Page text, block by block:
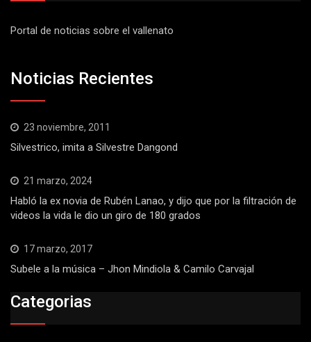
Portal de noticias sobre el vallenato
Noticias Recientes
23 noviembre, 2011
Silvestrico, imita a Silvestre Dangond
21 marzo, 2024
Habló la ex novia de Rubén Lanao, y dijo que por la filtración de
videos la vida le dio un giro de 180 grados
17 marzo, 2017
Subele a la música – Jhon Mindiola & Camilo Carvajal
Categorias